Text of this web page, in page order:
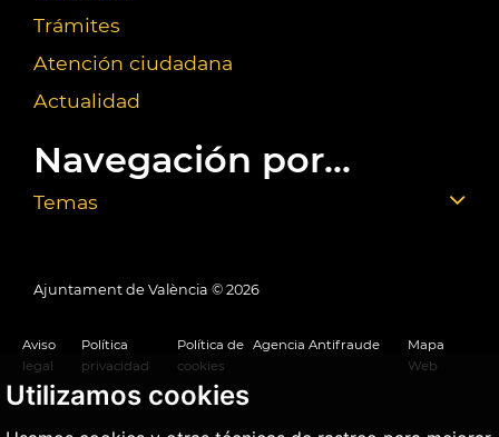
Utilizamos cookies
Trámites
Atención ciudadana
Actualidad
Navegación por...
Temas
Ajuntament de València © 2026
Aviso
legal
Política
privacidad
Política de
cookies
Agencia Antifraude
Mapa
Web